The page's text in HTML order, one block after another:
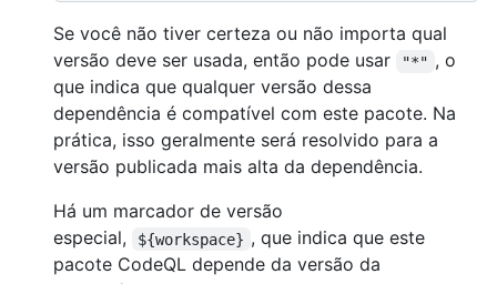
Se você não tiver certeza ou não importa qual
versão deve ser usada, então pode usar
"*" , o
que indica que qualquer versão dessa
dependência é compatível com este pacote. Na
prática, isso geralmente será resolvido para a
versão publicada mais alta da dependência.
Há um marcador de versão
especial,
${workspace} , que indica que este
pacote CodeQL depende da versão da